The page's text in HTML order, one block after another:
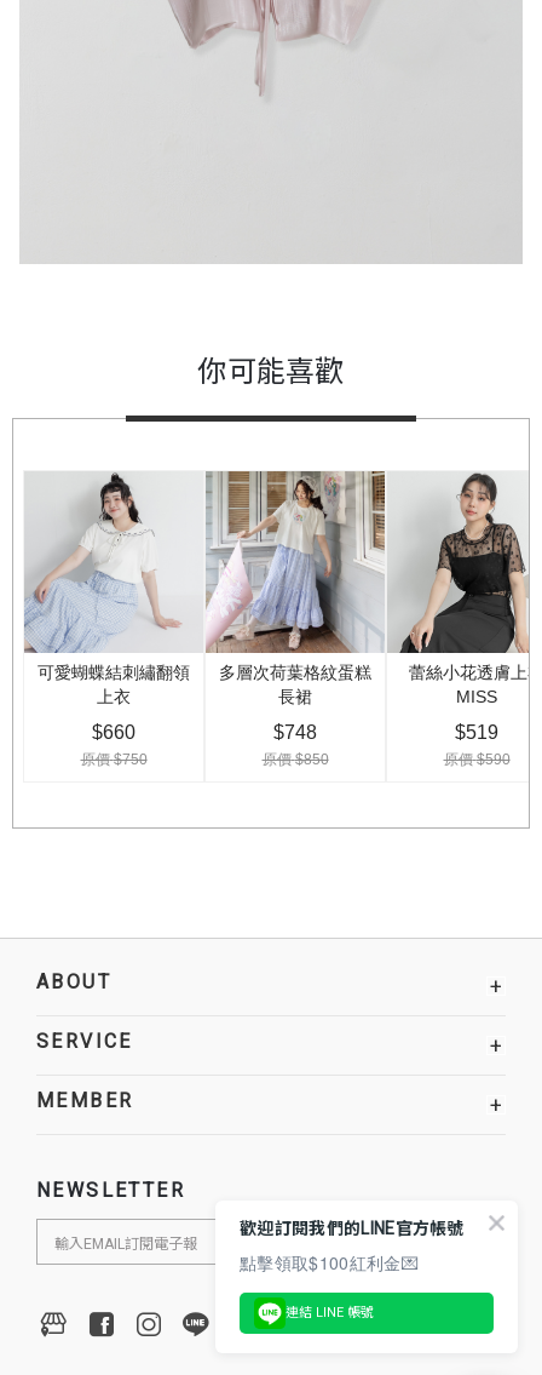
你可能喜歡
ABOUT +
SERVICE +
MEMBER +
NEWSLETTER
歡迎訂閱我們的LINE官方帳號
點擊領取$100紅利金💌
連結 LINE 帳號